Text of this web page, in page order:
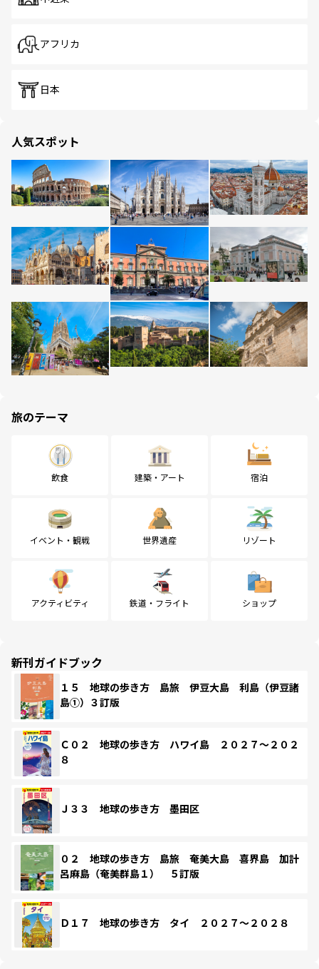
アフリカ
日本
人気スポット
旅のテーマ
飲食 建築・アート 宿泊
イベント・観戦 世界遺産 リゾート
アクティビティ 鉄道・フライト ショップ
新刊ガイドブック
１５ 地球の歩き方 島旅 伊豆大島 利島（伊豆諸
島①）３訂版
Ｃ０２ 地球の歩き方 ハワイ島 ２０２７～２０２
８
Ｊ３３ 地球の歩き方 墨田区
０２ 地球の歩き方 島旅 奄美大島 喜界島 加計
呂麻島（奄美群島１） ５訂版
Ｄ１７ 地球の歩き方 タイ ２０２７～２０２８